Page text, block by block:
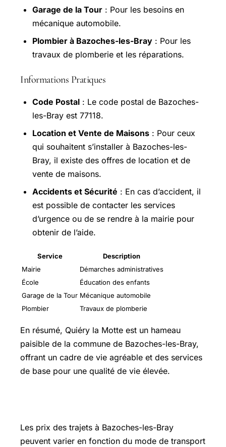
Garage de la Tour : Pour les besoins en
mécanique automobile.
Plombier à Bazoches-les-Bray : Pour les
travaux de plomberie et les réparations.
Informations Pratiques
Code Postal : Le code postal de Bazoches-
les-Bray est 77118.
Location et Vente de Maisons : Pour ceux
qui souhaitent s’installer à Bazoches-les-
Bray, il existe des offres de location et de
vente de maisons.
Accidents et Sécurité : En cas d’accident, il
est possible de contacter les services
d’urgence ou de se rendre à la mairie pour
obtenir de l’aide.
Service
Description
Mairie
Démarches administratives
École
Éducation des enfants
Garage de la Tour Mécanique automobile
Plombier
Travaux de plomberie
En résumé, Quiéry la Motte est un hameau
paisible de la commune de Bazoches-les-Bray,
offrant un cadre de vie agréable et des services
de base pour une qualité de vie élevée.
Les prix des trajets à Bazoches-les-Bray
peuvent varier en fonction du mode de transport